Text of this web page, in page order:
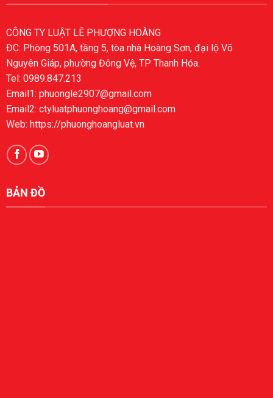
CÔNG TY LUẬT LÊ PHƯỢNG HOÀNG
ĐC: Phòng 501A, tầng 5, tòa nhà Hoàng Sơn, đại lộ Võ
Nguyên Giáp, phường Đông Vệ, TP Thanh Hóa.
Tel: 0989.847.213
Email1: phuongle2907@gmail.com
Email2: ctyluatphuonghoang@gmail.com
Web: https://phuonghoangluat.vn
BẢN ĐỒ